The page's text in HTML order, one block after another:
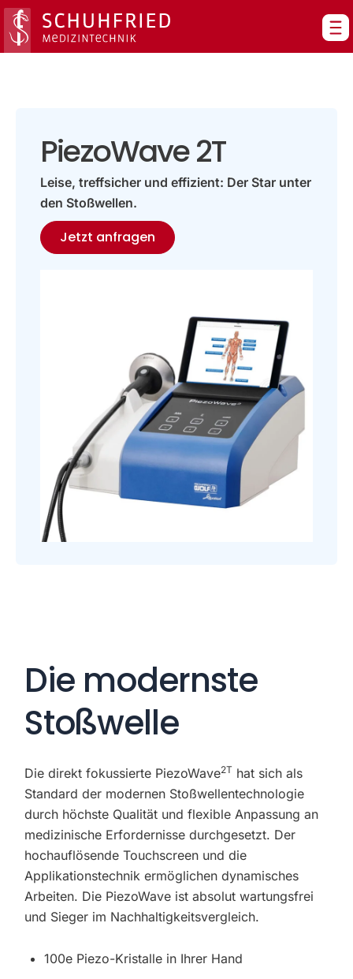
Zum
Inhalt
springen
PiezoWave 2T
Leise, treffsicher und effizient: Der Star unter
den Stoßwellen.
Jetzt anfragen
Die modernste
Stoßwelle
Die direkt fokussierte PiezoWave2T hat sich als
Standard der modernen Stoßwellentechnologie
durch höchste Qualität und flexible Anpassung an
medizinische Erfordernisse durchgesetzt. Der
hochauflösende Touchscreen und die
Applikationstechnik ermöglichen dynamisches
Arbeiten. Die PiezoWave ist absolut wartungsfrei
und Sieger im Nachhaltigkeitsvergleich.
100e Piezo-Kristalle in Ihrer Hand